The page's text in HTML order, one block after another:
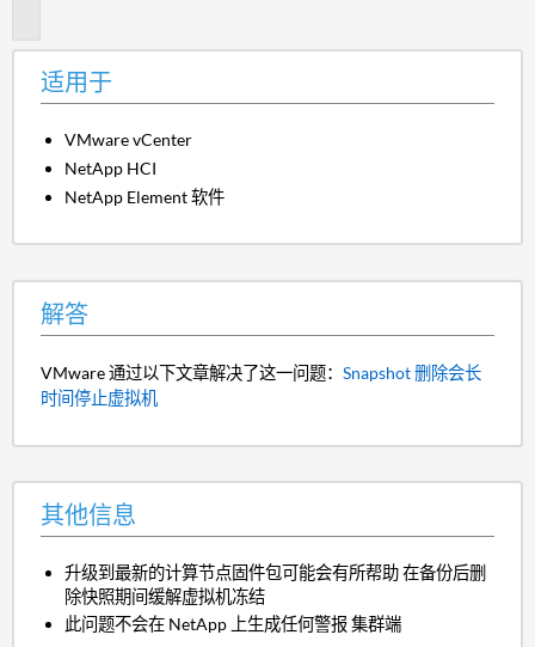
适用于
VMware vCenter
NetApp HCI
NetApp Element 软件
解答
VMware 通过以下文章解决了这一问题： Snapshot 删除会长
时间停止虚拟机
其他信息
升级到最新的计算节点固件包可能会有所帮助 在备份后删
除快照期间缓解虚拟机冻结
此问题不会在 NetApp 上生成任何警报 集群端